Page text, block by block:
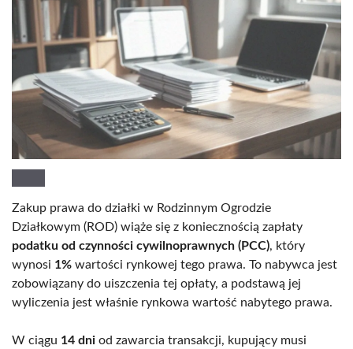
Zakup prawa do działki w Rodzinnym Ogrodzie
Działkowym (ROD) wiąże się z koniecznością zapłaty
podatku od czynności cywilnoprawnych (PCC), który
wynosi 1% wartości rynkowej tego prawa. To nabywca jest
zobowiązany do uiszczenia tej opłaty, a podstawą jej
wyliczenia jest właśnie rynkowa wartość nabytego prawa.
W ciągu 14 dni od zawarcia transakcji, kupujący musi